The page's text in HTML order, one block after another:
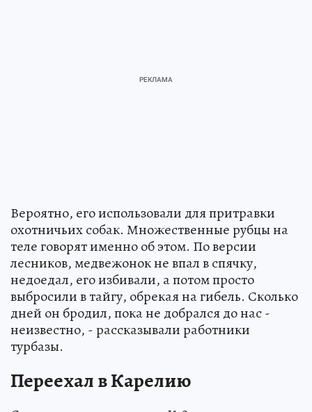
Вероятно, его использовали для притравки
охотничьих собак. Множественные рубцы на
теле говорят именно об этом. По версии
лесников, медвежонок не впал в спячку,
недоедал, его избивали, а потом просто
выбросили в тайгу, обрекая на гибель. Сколько
дней он бродил, пока не добрался до нас -
неизвестно, - рассказывали работники
турбазы.
Переехал в Карелию